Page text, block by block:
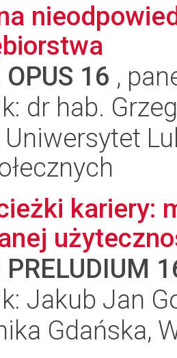
OPUS 16 ,
dr hab.
kariery:
PRELUDIUM
Jakub Jan
Gdańska,